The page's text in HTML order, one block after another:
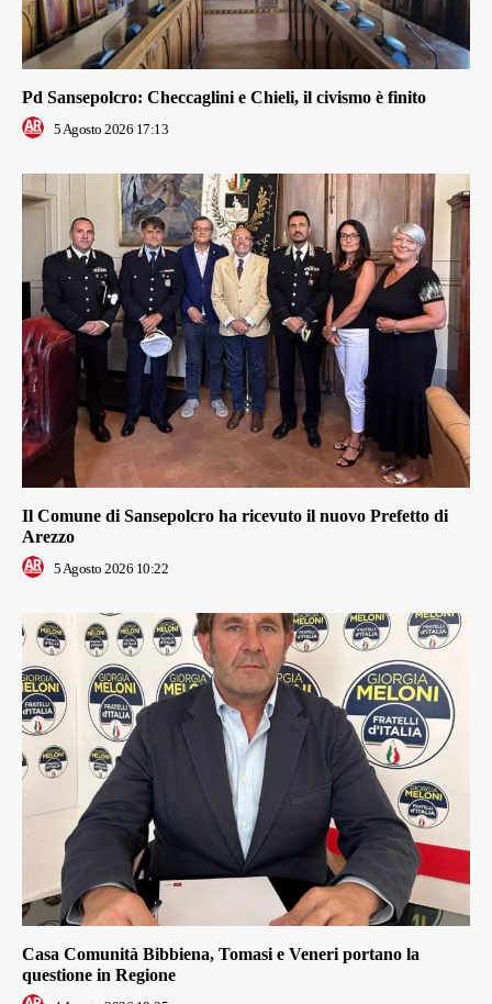
Pd Sansepolcro: Checcaglini e Chieli, il civismo è finito
5 Agosto 2026 17:13
Il Comune di Sansepolcro ha ricevuto il nuovo Prefetto di
Arezzo
5 Agosto 2026 10:22
Casa Comunità Bibbiena, Tomasi e Veneri portano la
questione in Regione